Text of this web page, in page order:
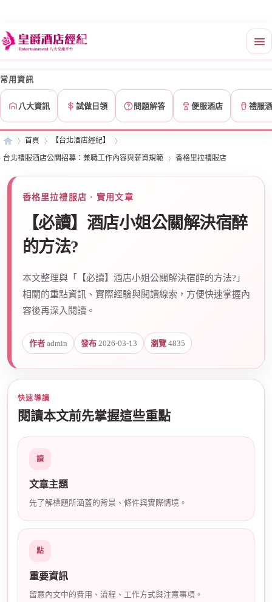
常用資訊
八大資訊 試做日領 問題解答 便服酒店 禮服
首頁 【台北酒店經紀】
›
台北禮服酒店公關招募：兼職工作內容與薪資規範 香格里拉禮服店
香格里拉禮服店 · 實用文章
【必讀】酒店小姐公關解決宿醉
的方法?
本文整理與「【必讀】酒店小姐公關解決宿醉的方法?」
相關的重點資訊、實際經驗與閱讀線索，方便快速掌握內
容後再深入閱讀。
作者 admin 發布 2026-03-13 瀏覽 4835
快速導讀
閱讀本文前先掌握這些重點
讀
文章主題
先了解標題所涵蓋的背景、條件與實際情境。
點
重要資訊
留意內文中的費用、流程、工作方式與注意事項。